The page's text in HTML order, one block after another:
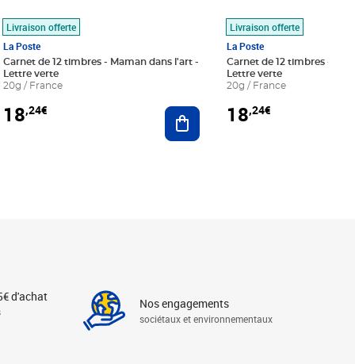
au panier
Livraison offerte
La Poste
Carnet de 12 timbres - Maman dans l'art -
Lettre verte
20g / France
18,24€ Ajouter au panier
Livraison offerte
La Poste
Carnet de 12 timbres - Le
Lettre verte
20g / France
18,24€
d'achat Nos engagements
sociétaux et environnementaux